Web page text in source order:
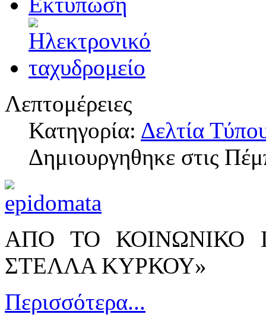
Λεπτομέρειες
Κατηγορία: Δελτία
Δημιουργηθηκε στις
ΑΠΟ ΤΟ ΚΟΙΝΩΝΙΚΟ
ΣΤΕΛΛΑ ΚΥΡΚΟΥ»
Περισσότερα...